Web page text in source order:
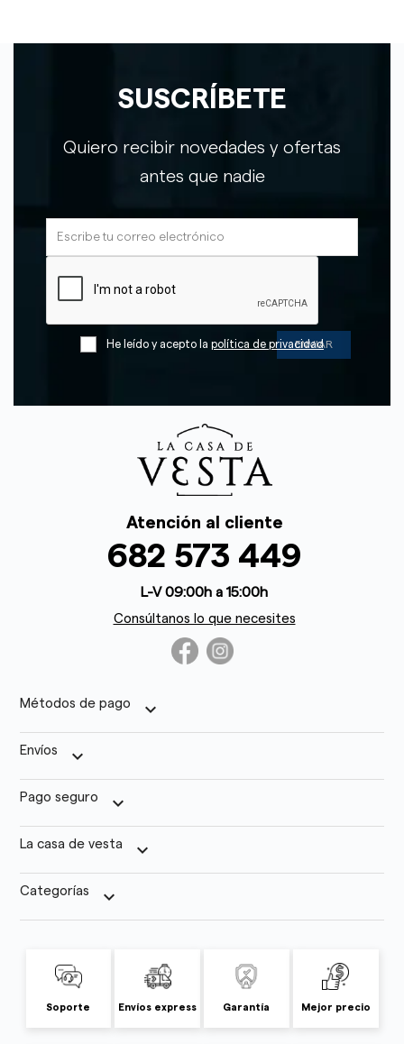
SUSCRÍBETE
Quiero recibir novedades y ofertas
antes que nadie
He leído y acepto la política de privacidad
Atención al cliente
682 573 449
L-V 09:00h a 15:00h
Consúltanos lo que necesites
Métodos de pago keyboard_arrow_down
Envíos keyboard_arrow_down
Pago seguro keyboard_arrow_down
La casa de vesta keyboard_arrow_down
Categorías keyboard_arrow_down
Soporte Envíos express Garantía Mejor precio